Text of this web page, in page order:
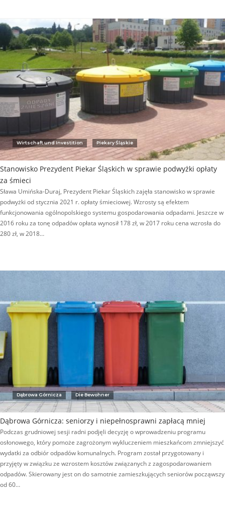
Wirtschaft und Investition Piekary Śląskie
Stanowisko Prezydent Piekar Śląskich w sprawie podwyżki opłaty
za śmieci
Sława Umińska-Duraj, Prezydent Piekar Śląskich zajęła stanowisko w sprawie
podwyżki od stycznia 2021 r. opłaty śmieciowej. Wzrosty są efektem
funkcjonowania ogólnopolskiego systemu gospodarowania odpadami. Jeszcze w
2016 roku za tonę odpadów opłata wynosił 178 zł, w 2017 roku cena wzrosła do
280 zł, w 2018…
Dąbrowa Górnicza Die Bewohner
Dąbrowa Górnicza: seniorzy i niepełnosprawni zapłacą mniej
Podczas grudniowej sesji radni podjęli decyzję o wprowadzeniu programu
osłonowego, który pomoże zagrożonym wykluczeniem mieszkańcom zmniejszyć
wydatki za odbiór odpadów komunalnych. Program został przygotowany i
przyjęty w związku ze wzrostem kosztów związanych z zagospodarowaniem
odpadów. Skierowany jest on do samotnie zamieszkujących seniorów począwszy
od 60…